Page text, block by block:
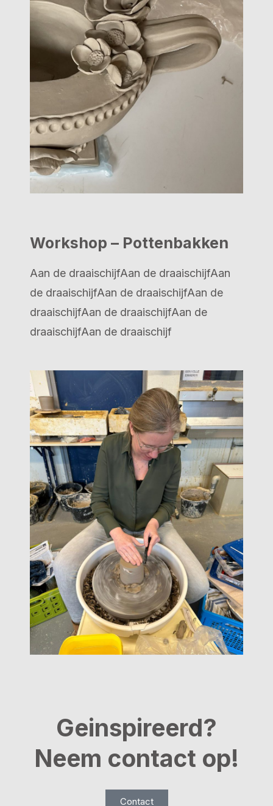
Workshop – Pottenbakken
Aan de draaischijfAan de draaischijfAan
de draaischijfAan de draaischijfAan de
draaischijfAan de draaischijfAan de
draaischijfAan de draaischijf
Geinspireerd?
Neem contact op!
Contact